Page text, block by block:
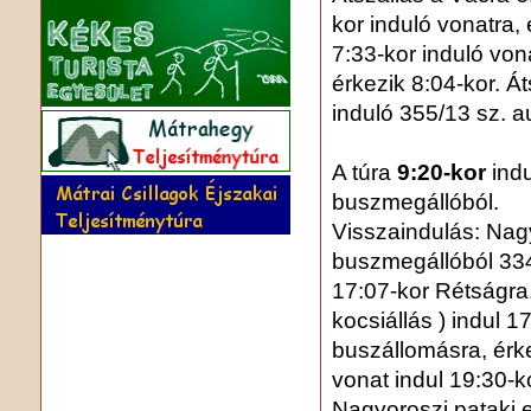
kor induló vonatra,
7:33-kor induló
érkezik 8:04-kor.
induló 355/13 sz.
A túra 9:20-kor
buszmegállóból.
Visszaindulás:
buszmegállóból
17:07-kor
kocsiállás ) indul
buszállomásra,
vonat indul 19:30-